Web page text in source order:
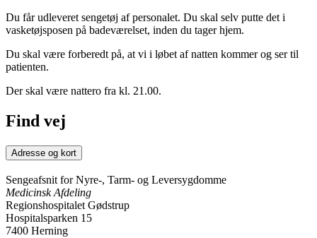
Du får udleveret sengetøj af personalet. Du skal selv putte det i
vasketøjsposen på badeværelset, inden du tager hjem.
Du skal være forberedt på, at vi i løbet af natten kommer og ser til
patienten.
Der skal være nattero fra kl. 21.00.
Find vej
Adresse og kort
Sengeafsnit for Nyre-, Tarm- og Leversygdomme
Medicinsk Afdeling
Regionshospitalet Gødstrup
Hospitalsparken 15
7400 Herning